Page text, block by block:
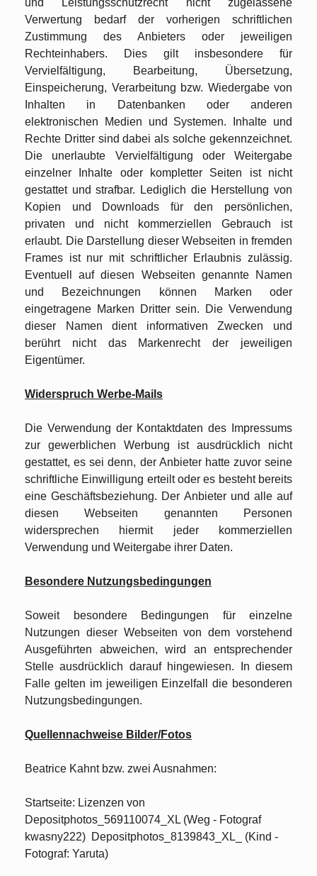
und Leistungsschutzrecht nicht zugelassene
Verwertung bedarf der vorherigen schriftlichen
Zustimmung des Anbieters oder jeweiligen
Rechteinhabers. Dies gilt insbesondere für
Vervielfältigung, Bearbeitung, Übersetzung,
Einspeicherung, Verarbeitung bzw. Wiedergabe von
Inhalten in Datenbanken oder anderen
elektronischen Medien und Systemen. Inhalte und
Rechte Dritter sind dabei als solche gekennzeichnet.
Die unerlaubte Vervielfältigung oder Weitergabe
einzelner Inhalte oder kompletter Seiten ist nicht
gestattet und strafbar. Lediglich die Herstellung von
Kopien und Downloads für den persönlichen,
privaten und nicht kommerziellen Gebrauch ist
erlaubt. Die Darstellung dieser Webseiten in fremden
Frames ist nur mit schriftlicher Erlaubnis zulässig.
Eventuell auf diesen Webseiten genannte Namen
und Bezeichnungen können Marken oder
eingetragene Marken Dritter sein. Die Verwendung
dieser Namen dient informativen Zwecken und
berührt nicht das Markenrecht der jeweiligen
Eigentümer.
Widerspruch Werbe-Mails
Die Verwendung der Kontaktdaten des Impressums
zur gewerblichen Werbung ist ausdrücklich nicht
gestattet, es sei denn, der Anbieter hatte zuvor seine
schriftliche Einwilligung erteilt oder es besteht bereits
eine Geschäftsbeziehung. Der Anbieter und alle auf
diesen Webseiten genannten Personen
widersprechen hiermit jeder kommerziellen
Verwendung und Weitergabe ihrer Daten.
Besondere Nutzungsbedingungen
Soweit besondere Bedingungen für einzelne
Nutzungen dieser Webseiten von dem vorstehend
Ausgeführten abweichen, wird an entsprechender
Stelle ausdrücklich darauf hingewiesen. In diesem
Falle gelten im jeweiligen Einzelfall die besonderen
Nutzungsbedingungen.
Quellennachweise Bilder/Fotos
Beatrice Kahnt bzw. zwei Ausnahmen:
Startseite: Lizenzen von
Depositphotos_569110074_XL (Weg - Fotograf
kwasny222) Depositphotos_8139843_XL_ (Kind -
Fotograf: Yaruta)